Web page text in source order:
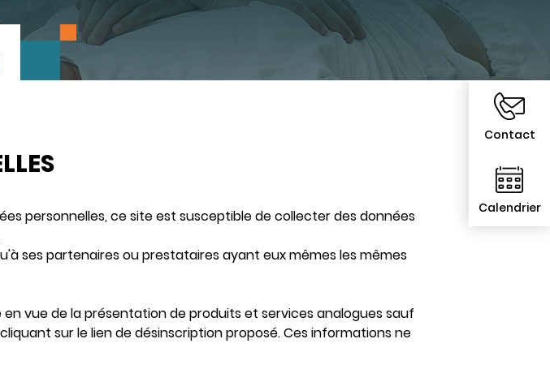
Contact
Calendrier
personnelles, ce site est susceptible de collecter des données
ses partenaires ou prestataires ayant eux mêmes les mêmes
vue de la présentation de produits et services analogues sauf
sur le lien de désinscription proposé. Ces informations ne